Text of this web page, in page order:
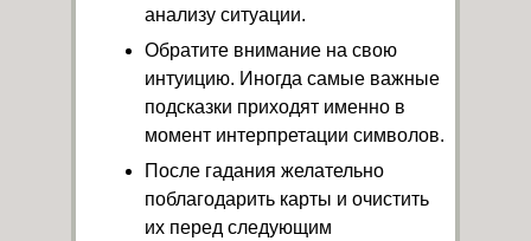
анализу ситуации.
Обратите внимание на свою
интуицию. Иногда самые важные
подсказки приходят именно в
момент интерпретации символов.
После гадания желательно
поблагодарить карты и очистить
их перед следующим